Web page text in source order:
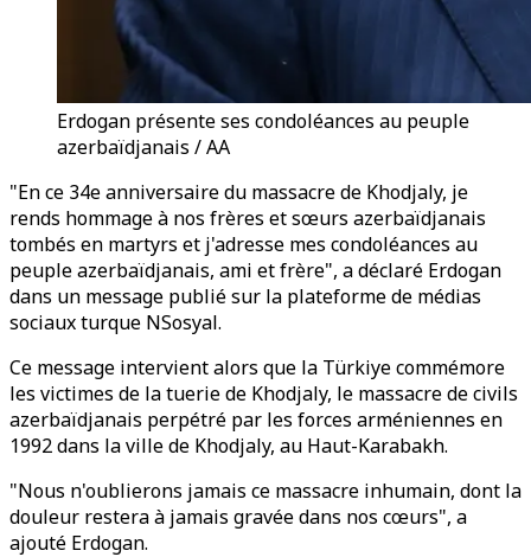
Erdogan présente ses condoléances au peuple
azerbaïdjanais / AA
"En ce 34e anniversaire du massacre de Khodjaly, je
rends hommage à nos frères et sœurs azerbaïdjanais
tombés en martyrs et j'adresse mes condoléances au
peuple azerbaïdjanais, ami et frère", a déclaré Erdogan
dans un message publié sur la plateforme de médias
sociaux turque NSosyal.
Ce message intervient alors que la Türkiye commémore
les victimes de la tuerie de Khodjaly, le massacre de civils
azerbaïdjanais perpétré par les forces arméniennes en
1992 dans la ville de Khodjaly, au Haut-Karabakh.
"Nous n'oublierons jamais ce massacre inhumain, dont la
douleur restera à jamais gravée dans nos cœurs", a
ajouté Erdogan.